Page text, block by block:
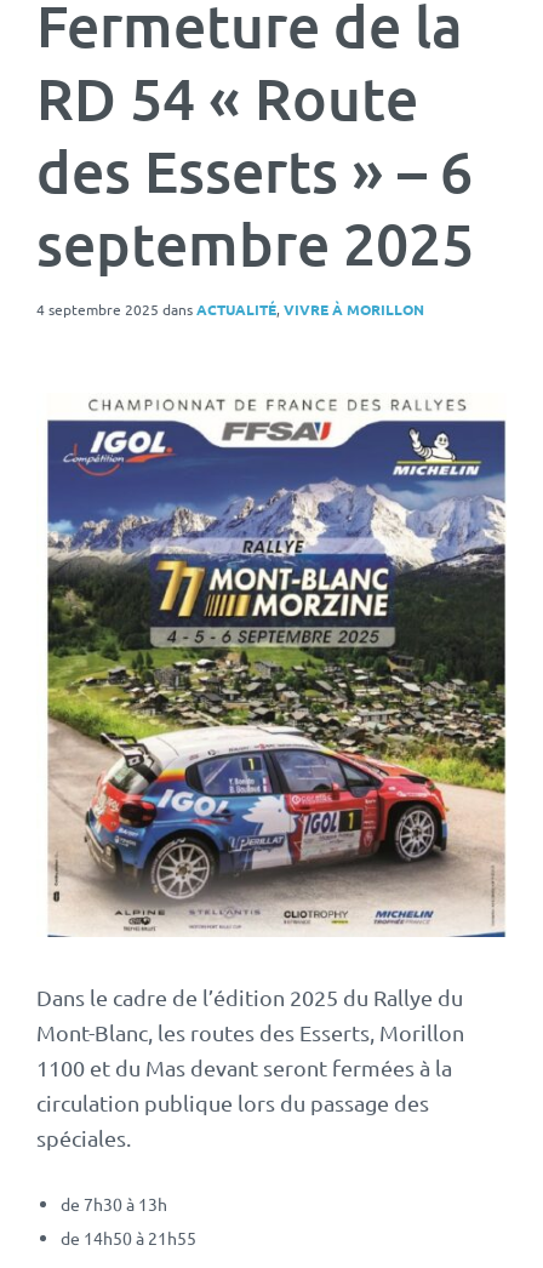
Fermeture de la
RD 54 « Route
des Esserts » – 6
septembre 2025
4 septembre 2025 dansACTUALITÉ, VIVRE À MORILLON
Dans le cadre de l’édition 2025 du Rallye du
Mont-Blanc, les routes des Esserts, Morillon
1100 et du Mas devant seront fermées à la
circulation publique lors du passage des
spéciales.
de 7h30 à 13h
de 14h50 à 21h55